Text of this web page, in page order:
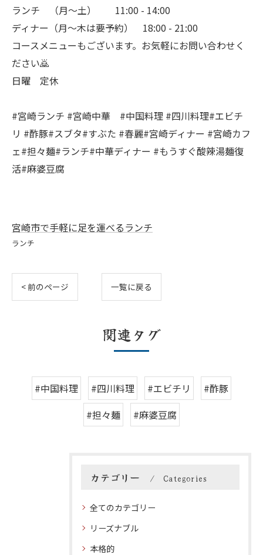
ランチ （月〜土） 11:00 - 14:00
ディナー（月〜木は要予約） 18:00 - 21:00
コースメニューもございます。お気軽にお問い合わせく
ださい🙇
日曜 定休
#宮崎ランチ #宮崎中華 #中国料理 #四川料理#エビチ
リ #酢豚#スブタ#すぶた #春麗#宮崎ディナー #宮崎カフ
ェ#担々麺#ランチ#中華ディナー #もうすぐ酸辣湯麺復
活#麻婆豆腐
宮崎市で手軽に足を運べるランチ
ランチ
< 前のページ 一覧に戻る
関連タグ
#中国料理 #四川料理 #エビチリ
#酢豚
#担々麺
#麻婆豆腐
カテゴリー Categories
全てのカテゴリー
リーズナブル
本格的